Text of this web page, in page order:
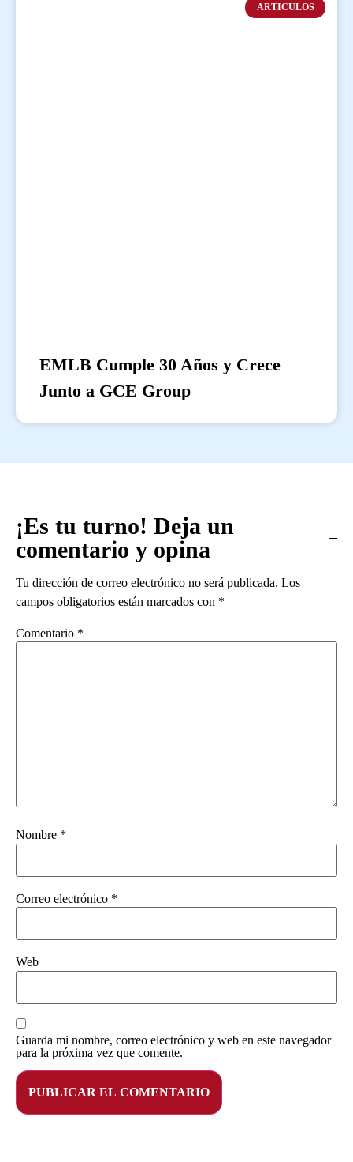
ARTICULOS
EMLB Cumple 30 Años y Crece
Junto a GCE Group
¡Es tu turno! Deja un
comentario y opina
Tu dirección de correo electrónico no será publicada. Los
campos obligatorios están marcados con *
Comentario *
Nombre *
Correo electrónico *
Web
Guarda mi nombre, correo electrónico y web en este navegador
para la próxima vez que comente.